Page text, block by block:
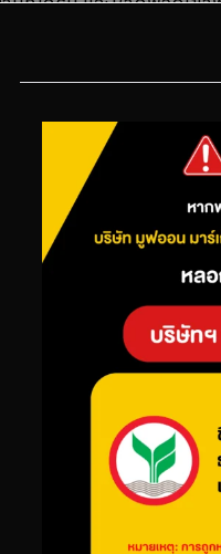
Feedback Ads
ง ลูกค้าจะรู้สึกว่าธุรกิจใ